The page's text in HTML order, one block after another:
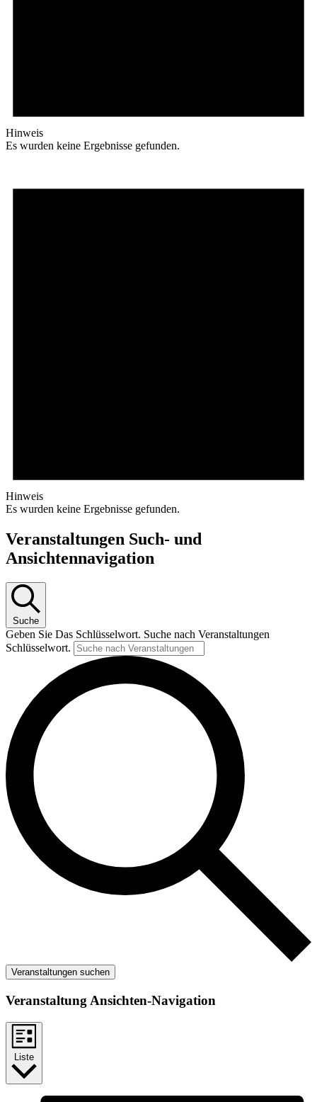
Hinweis
Es wurden keine Ergebnisse gefunden.
Hinweis
Es wurden keine Ergebnisse gefunden.
Veranstaltungen Such- und
Ansichtennavigation
Suche
Geben Sie Das Schlüsselwort. Suche nach Veranstaltungen
Schlüsselwort.
Veranstaltungen suchen
Veranstaltung Ansichten-Navigation
Liste